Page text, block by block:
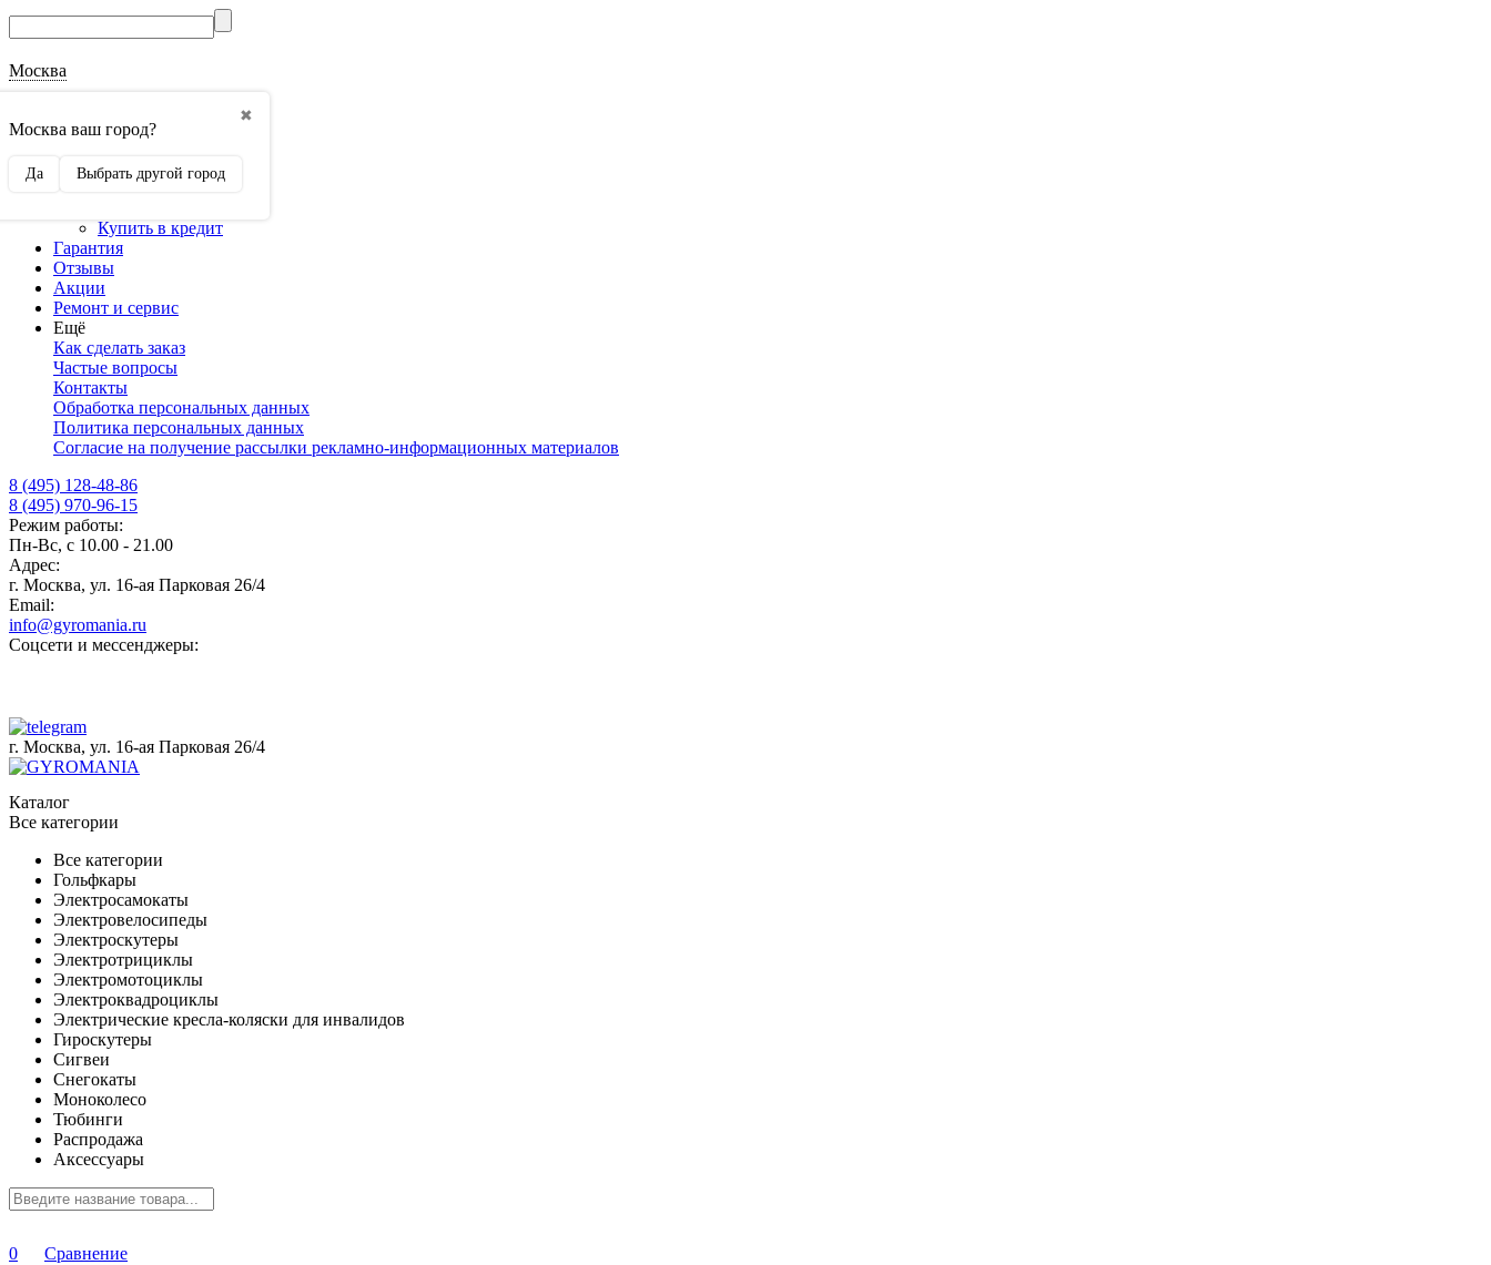
Москва
✖
Москва ваш город?
Да Выбрать другой город
Наши реквизиты
Оптовикам
Сотрудничество
Купить в кредит
Гарантия
Отзывы
Акции
Ремонт и сервис
Ещё
Как сделать заказ
Частые вопросы
Контакты
Обработка персональных данных
Политика персональных данных
Согласие на получение рассылки рекламно-информационных материалов
8 (495) 128-48-86
8 (495) 970-96-15
Режим работы:
Пн-Вс, с 10.00 - 21.00
Адрес:
г. Москва, ул. 16-ая Парковая 26/4
Email:
info@gyromania.ru
Соцсети и мессенджеры:
г. Москва, ул. 16-ая Парковая 26/4
Каталог
Все категории
Все категории
Гольфкары
Электросамокаты
Электровелосипеды
Электроскутеры
Электротрициклы
Электромотоциклы
Электроквадроциклы
Электрические кресла-коляски для инвалидов
Гироскутеры
Сигвеи
Снегокаты
Моноколесо
Тюбинги
Распродажа
Аксессуары
0
Сравнение